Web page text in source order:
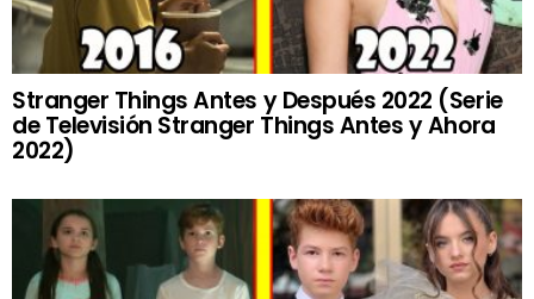
Stranger Things Antes y Después 2022 (Serie
de Televisión Stranger Things Antes y Ahora
2022)